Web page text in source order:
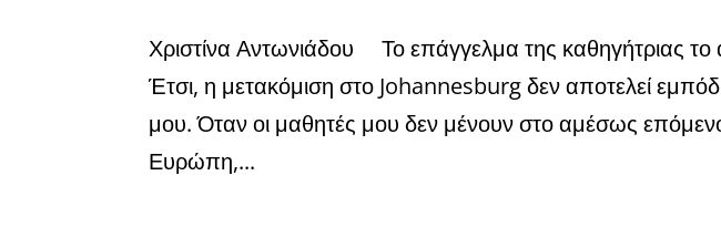
Χριστίνα Αντωνιάδου Το επάγγελμα της καθηγήτριας το
Έτσι, η μετακόμιση στο Johannesburg δεν αποτελεί
μου. Όταν οι μαθητές μου δεν μένουν στο αμέσως
Ευρώπη,...